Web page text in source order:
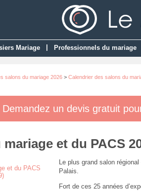
Mariage Professionnels du mariage
salons du mariage 2026> Calendrier des salons du
Demandez un devis gratuit
et du PACS
Le plus grand salon
Palais.
Fort de ces 25 années